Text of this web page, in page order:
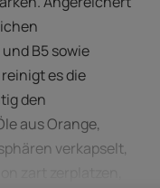
B5 sowie
es die
den
aus Orange,
verkapselt,